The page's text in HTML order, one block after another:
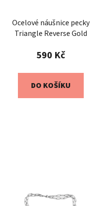
Ocelové náušnice pecky
Triangle Reverse Gold
590 Kč
DO KOŠÍKU